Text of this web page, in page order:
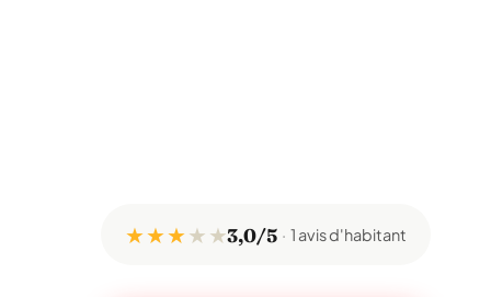
★ ★ ★★ ★3,0/5 1 avis d'habitant